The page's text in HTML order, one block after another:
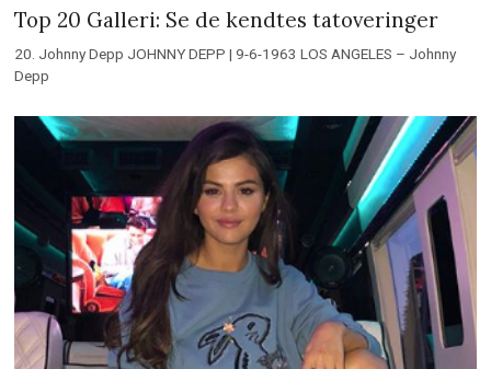
Top 20 Galleri: Se de kendtes tatoveringer
20. Johnny Depp JOHNNY DEPP | 9-6-1963 LOS ANGELES – Johnny
Depp